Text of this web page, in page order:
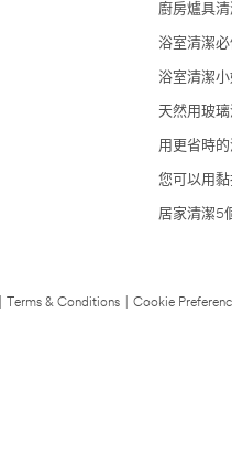
廚房爐具
浴室清潔必
浴室清潔
天然用玻
用更省時
您可以用
居家清潔5
Terms & Conditions
Cookie